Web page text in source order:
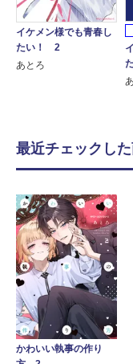
イケメン様でも青春し
たい！ 2
あとろ
最近チェックし
かわいい執事の作り